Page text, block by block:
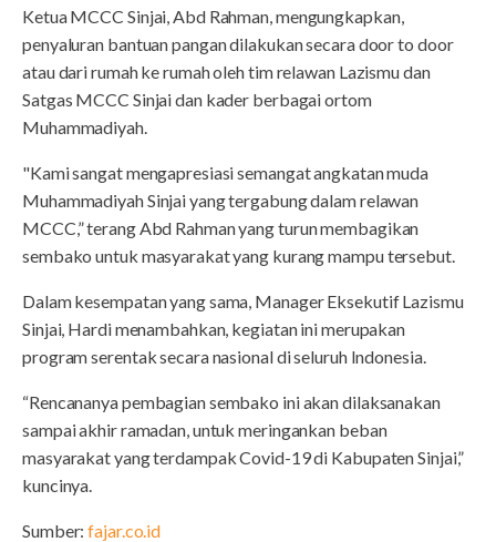
Ketua MCCC Sinjai, Abd Rahman, mengungkapkan,
penyaluran bantuan pangan dilakukan secara door to door
atau dari rumah ke rumah oleh tim relawan Lazismu dan
Satgas MCCC Sinjai dan kader berbagai ortom
Muhammadiyah.
"Kami sangat mengapresiasi semangat angkatan muda
Muhammadiyah Sinjai yang tergabung dalam relawan
MCCC,” terang Abd Rahman yang turun membagikan
sembako untuk masyarakat yang kurang mampu tersebut.
Dalam kesempatan yang sama, Manager Eksekutif Lazismu
Sinjai, Hardi menambahkan, kegiatan ini merupakan
program serentak secara nasional di seluruh Indonesia.
“Rencananya pembagian sembako ini akan dilaksanakan
sampai akhir ramadan, untuk meringankan beban
masyarakat yang terdampak Covid-19 di Kabupaten Sinjai,”
kuncinya.
Sumber:fajar.co.id